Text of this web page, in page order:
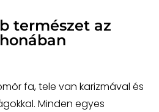
természet az
fa, tele van karizmával és
Minden egyes